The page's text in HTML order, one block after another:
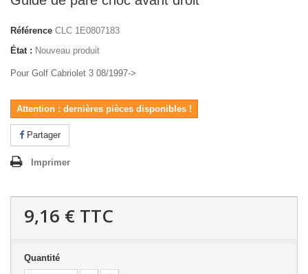
Référence CLC 1E0807183
État : Nouveau produit
Pour Golf Cabriolet 3 08/1997->
Attention : dernières pièces disponibles !
Partager
Imprimer
9,16 € TTC
Quantité